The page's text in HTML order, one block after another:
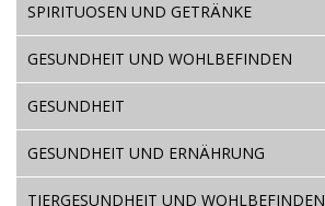
SPIRITUOSEN UND GETRÄNKE
GESUNDHEIT UND WOHLBEFINDEN
GESUNDHEIT
GESUNDHEIT UND ERNÄHRUNG
TIERGESUNDHEIT UND WOHLBEFINDEN